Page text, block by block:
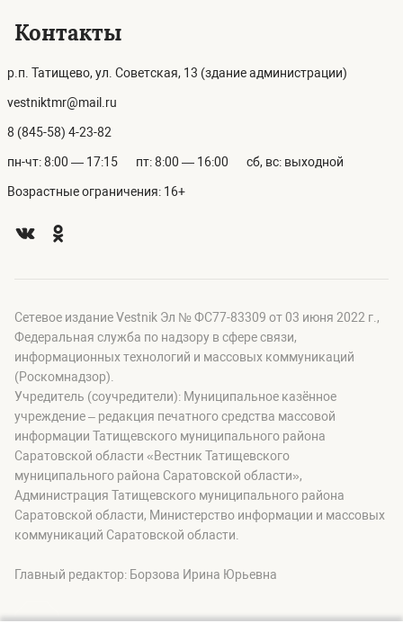
Контакты
р.п. Татищево, ул. Советская, 13 (здание администрации)
vestniktmr@mail.ru
8 (845-58) 4-23-82
пн-чт: 8:00 — 17:15 пт: 8:00 — 16:00 сб, вс: выходной
Возрастные ограничения: 16+
Сетевое издание Vestnik Эл № ФС77-83309 от 03 июня 2022 г.,
Федеральная служба по надзору в сфере связи,
информационных технологий и массовых коммуникаций
(Роскомнадзор).
Учредитель (соучредители): Муниципальное казённое
учреждение – редакция печатного средства массовой
информации Татищевского муниципального района
Саратовской области «Вестник Татищевского
муниципального района Саратовской области»,
Администрация Татищевского муниципального района
Саратовской области, Министерство информации и массовых
коммуникаций Саратовской области.
Главный редактор: Борзова Ирина Юрьевна